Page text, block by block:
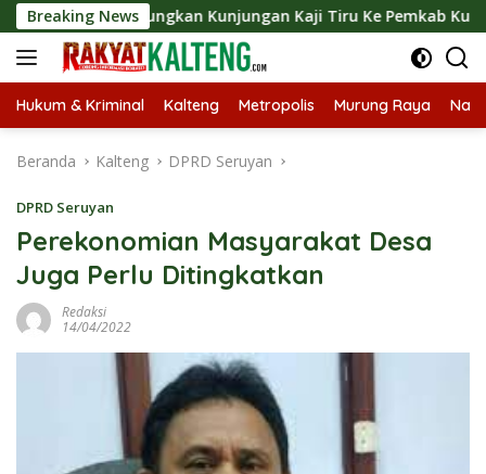
Langsung
ke
konten
Breaking NewsKunjungan Kaji Tiru Ke Pemkab Kulon Progo
Hukum & Kriminal Kalteng Metropolis Murung Raya
Beranda Kalteng DPRD Seruyan
DPRD Seruyan
Perekonomian Masyarakat Desa
Juga Perlu Ditingkatkan
Redaksi
14/04/2022